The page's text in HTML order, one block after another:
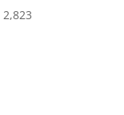
2,823